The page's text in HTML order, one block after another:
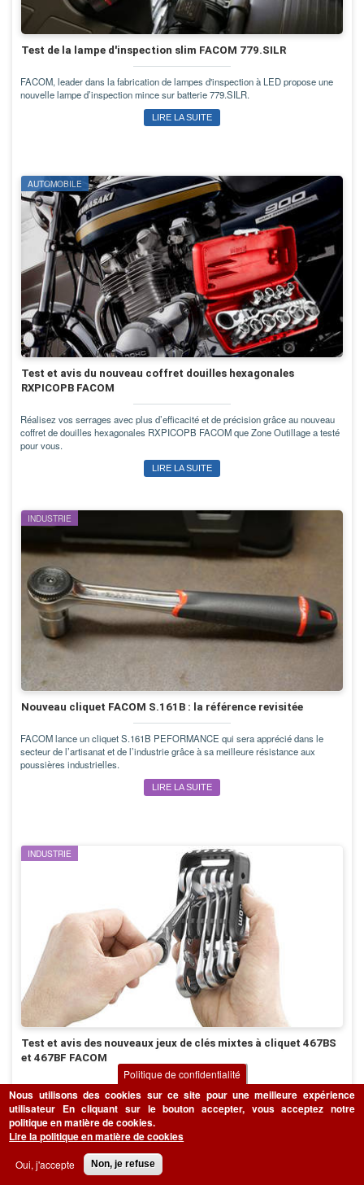
Test de la lampe d'inspection slim FACOM 779.SILR
FACOM, leader dans la fabrication de lampes d'inspection à LED propose une
nouvelle lampe d’inspection mince sur batterie 779.SILR.
LIRE LA SUITE
AUTOMOBILE
Test et avis du nouveau coffret douilles hexagonales
RXPICOPB FACOM
Réalisez vos serrages avec plus d’efficacité et de précision grâce au nouveau
coffret de douilles hexagonales RXPICOPB FACOM que Zone Outillage a testé
pour vous.
LIRE LA SUITE
INDUSTRIE
Nouveau cliquet FACOM S.161B : la référence revisitée
FACOM lance un cliquet S.161B PEFORMANCE qui sera apprécié dans le
secteur de l’artisanat et de l’industrie grâce à sa meilleure résistance aux
poussières industrielles.
LIRE LA SUITE
INDUSTRIE
Test et avis des nouveaux jeux de clés mixtes à cliquet 467BS
et 467BF FACOM
Simplifiez davantage les serrages et desserages avec des outils plus
performants et polyvalents : nos experts ont testé les nouveaux jeux de clés
mixtes à cliquet 467BS et 467BF FACOM.
LIRE LA SUITE
Politique de confidentialité
Nous utilisons des cookies sur ce site pour une meilleure expérience
utilisateur En cliquant sur le bouton accepter, vous acceptez notre
politique en matière de cookies.
Lire la politique en matière de cookies
Oui, j'accepte Non, je refuse